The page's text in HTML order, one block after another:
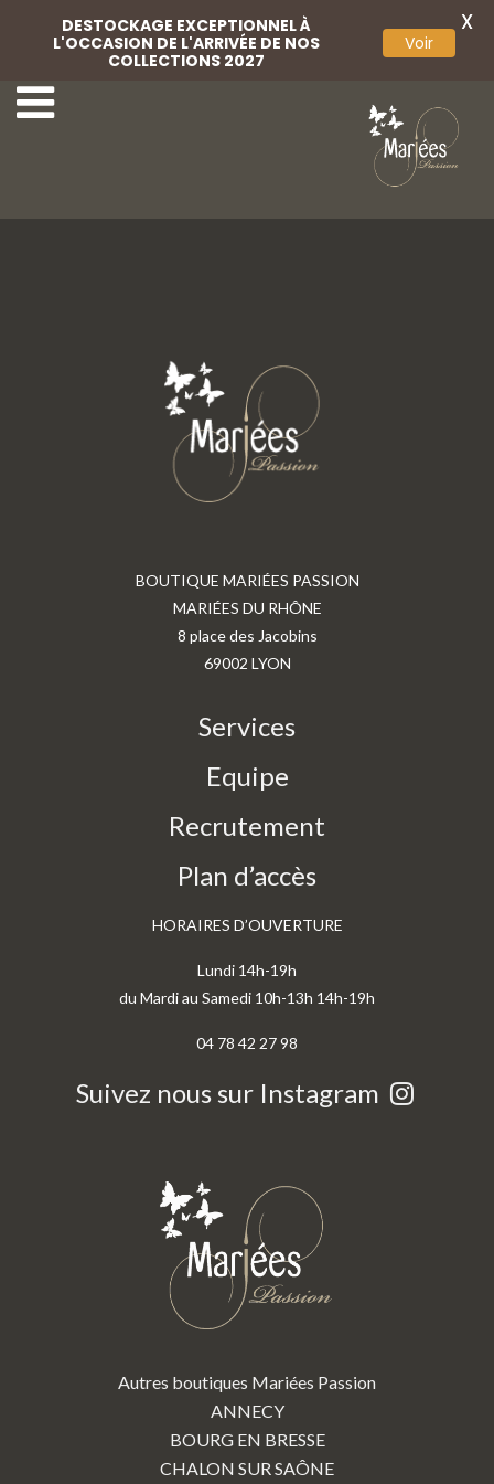
49-Rembo Styling 51-Rembo Styming
BOUTIQUE MARIÉES PASSION
MARIÉES DU RHÔNE
8 place des Jacobins
69002 LYON
Services
Equipe
Recrutement
Plan d’accès
HORAIRES D’OUVERTURE
Lundi 14h-19h
du Mardi au Samedi 10h-13h 14h-19h
04 78 42 27 98
Suivez nous sur Instagram
Autres boutiques Mariées Passion
ANNECY
BOURG EN BRESSE
CHALON SUR SAÔNE
DESTOCKAGE EXCEPTIONNEL À
L'OCCASION DE L'ARRIVÉE DE NOS
COLLECTIONS 2027
Voir
X